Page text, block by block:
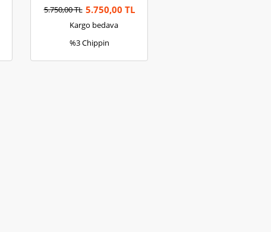
5.750,00 TL 5.750,00 TL
Kargo bedava
%3 Chippin